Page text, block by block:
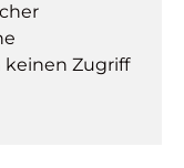
Zugriff